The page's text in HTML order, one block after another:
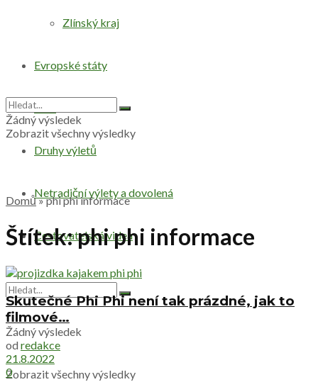
Zlínský kraj
Evropské státy
Svět
Druhy výletů
Netradiční výlety a dovolená
Cestovatelská videa
Žádný výsledek
Zobrazit všechny výsledky
Žádný výsledek
Zobrazit všechny výsledky
Domů»phi phi informace
Štítek:phi phi informace
Skutečné Phi Phi není tak prázdné, jak to
filmové…
od redakce
21.8.2022
0